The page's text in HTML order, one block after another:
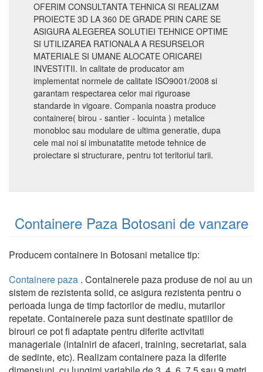
OFERIM CONSULTANTA TEHNICA SI REALIZAM
PROIECTE 3D LA 360 DE GRADE PRIN CARE SE
ASIGURA ALEGEREA SOLUTIEI TEHNICE OPTIME
SI UTILIZAREA RATIONALA A RESURSELOR
MATERIALE SI UMANE ALOCATE ORICAREI
INVESTITII. In calitate de producator am
implementat normele de calitate ISO9001/2008 si
garantam respectarea celor mai riguroase
standarde in vigoare. Compania noastra produce
containere( birou - santier - locuinta ) metalice
monobloc sau modulare de ultima generatie, dupa
cele mai noi si imbunatatite metode tehnice de
proiectare si structurare, pentru tot teritoriul tarii.
Containere Paza Botosani de vanzare
Producem containere in Botosani metalice tip:
Containere paza . Containerele paza produse de noi au un
sistem de rezistenta solid, ce asigura rezistenta pentru o
perioada lunga de timp factorilor de mediu, mutarilor
repetate. Containerele paza sunt destinate spatiilor de
birouri ce pot fi adaptate pentru diferite activitati
manageriale (intalniri de afaceri, training, secretariat, sala
de sedinte, etc). Realizam containere paza la diferite